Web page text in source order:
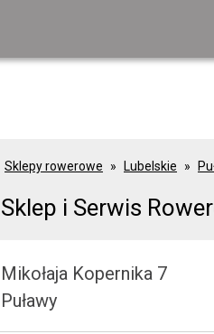
Sklepy rowerowe Lubelskie
Sklep i Serwis
Mikołaja Kopernika 7
Puławy